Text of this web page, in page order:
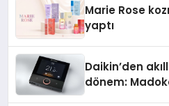
Marie Rose
yaptı
Daikin’den
dönem: